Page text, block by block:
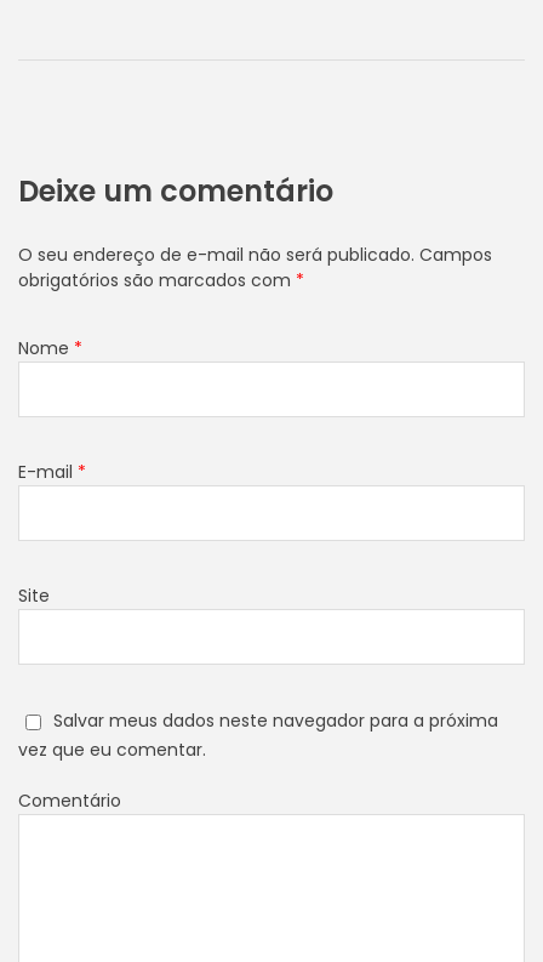
Deixe um comentário
O seu endereço de e-mail não será publicado. Campos
obrigatórios são marcados com *
Nome *
E-mail *
Site
Salvar meus dados neste navegador para a próxima
vez que eu comentar.
Comentário